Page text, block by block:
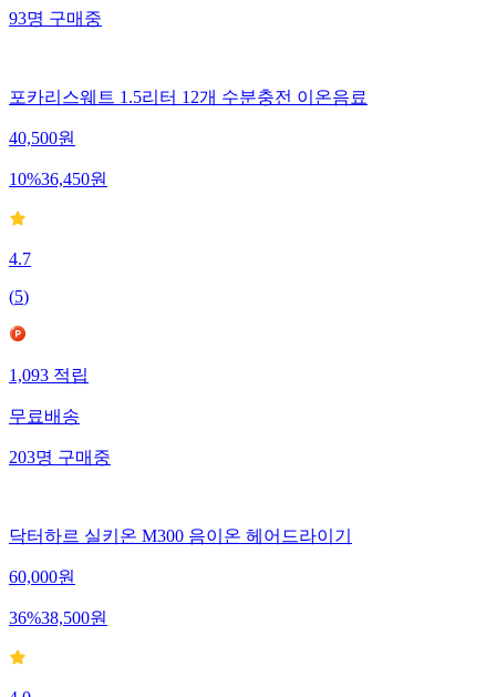
93명 구매중
포카리스웨트 1.5리터 12개 수분충전 이온음료
40,500원
10%36,450원
4.7
(5)
1,093 적립
무료배송
203명 구매중
닥터하르 실키온 M300 음이온 헤어드라이기
60,000원
36%38,500원